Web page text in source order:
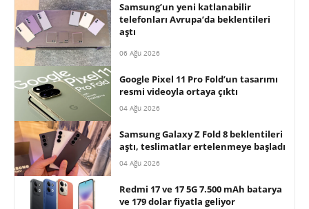
Samsung’un yeni katlanabilir
telefonları Avrupa’da beklentileri
aştı
06 Ağu 2026
Google Pixel 11 Pro Fold’un tasarımı
resmi videoyla ortaya çıktı
04 Ağu 2026
Samsung Galaxy Z Fold 8 beklentileri
aştı, teslimatlar ertelenmeye başladı
04 Ağu 2026
Redmi 17 ve 17 5G 7.500 mAh batarya
ve 179 dolar fiyatla geliyor